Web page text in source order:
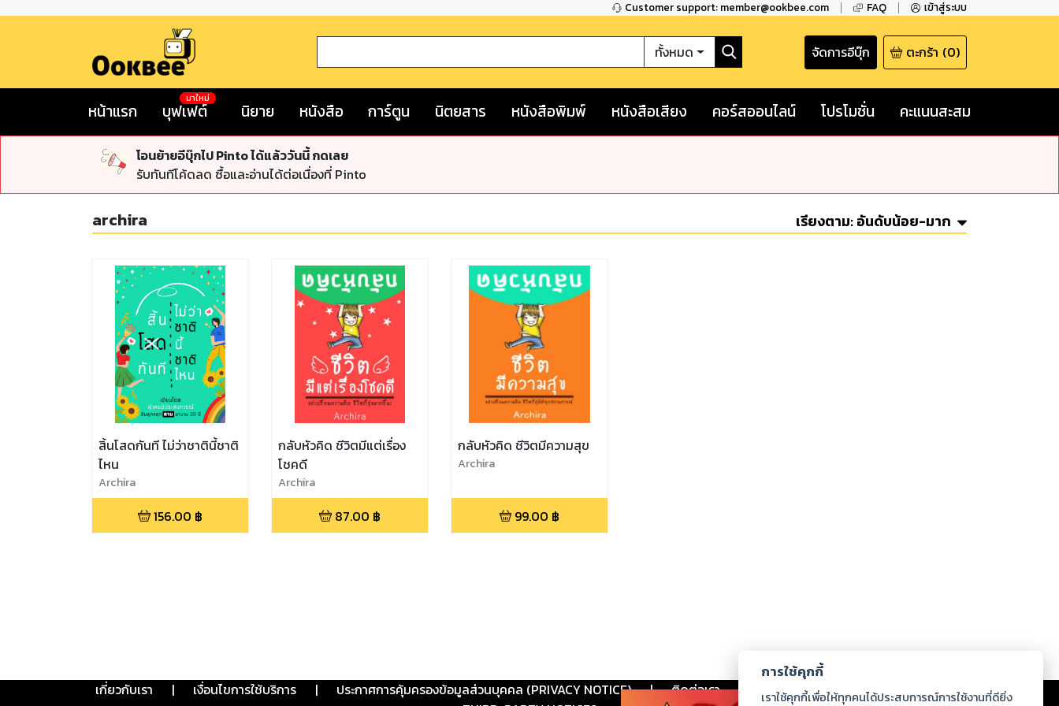
Customer support: member@ookbee.com FAQ เข้าสู่ระบบ
ทั้งหมด จัดการอีบุ๊ก ตะกร้า (0)
หน้าแรก บุฟเฟต์
มาใหม่
นิยาย หนังสือ การ์ตูน นิตยสาร หนังสือพิมพ์ หนังสือเสียง คอร์สออนไลน์ โปรโมชั่น คะแนนสะสม
โอนย้ายอีบุ๊กไป Pinto ได้แล้ววันนี้ กดเลย
รับทันทีโค้ดลด ซื้อและอ่านได้ต่อเนื่องที่ Pinto
archira เรียงตาม:อันดับน้อย-มาก
สิ้นโสดกันที ไม่ว่าชาตินี้ชาติ
ไหน
Archira
156.00 ฿
กลับหัวคิด ชีวิตมีแต่เรื่อง
โชคดี
Archira
87.00 ฿
กลับหัวคิด ชีวิตมีความสุข
Archira
99.00 ฿
เกี่ยวกับเรา | เงื่อนไขการใช้บริการ | ประกาศการคุ้มครองข้อมูลส่วนบุคคล (PRIVACY NOTICE) | ติดต่อเรา ร่วมงานกับเรา ดาวน์โหลด
การใช้คุกกี้
เราใช้คุกกี้เพื่อให้ทุกคนได้ประสบการณ์การใช้งานที่ดียิ่ง